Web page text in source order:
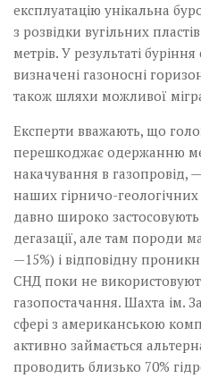
експлуатацію унікальна
з розвідки вугільних
метрів. У результаті
визначені газоносні
також шляхи можливої
Експерти вважають, що
перешкоджає одержанню
накачування в газопровід, —
наших гірничо-
давно широко
дегазації, але там породи
—15%) і відповідну
СНД поки не
газопостачання. Шахта ім.
сфері з американською
активно займається
проводить близько 70%